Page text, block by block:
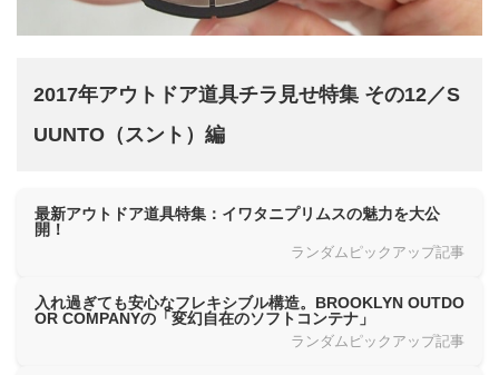
2017年アウトドア道具チラ見せ特集 その12／S
UUNTO（スント）編
最新アウトドア道具特集：イワタニプリムスの魅力を大公
開！
ランダムピックアップ記事
入れ過ぎても安心なフレキシブル構造。BROOKLYN OUTDO
OR COMPANYの「変幻自在のソフトコンテナ」
ランダムピックアップ記事